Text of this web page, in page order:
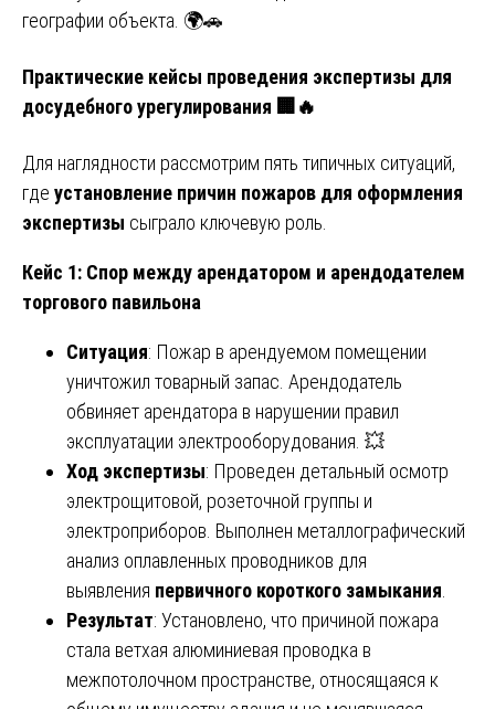
географии объекта. 🌍🚗
Практические кейсы проведения экспертизы для
досудебного урегулирования 🏢🔥
Для наглядности рассмотрим пять типичных ситуаций,
где установление причин пожаров для оформления
экспертизы сыграло ключевую роль.
Кейс 1: Спор между арендатором и арендодателем
торгового павильона
Ситуация: Пожар в арендуемом помещении
уничтожил товарный запас. Арендодатель
обвиняет арендатора в нарушении правил
эксплуатации электрооборудования. 💥
Ход экспертизы: Проведен детальный осмотр
электрощитовой, розеточной группы и
электроприборов. Выполнен металлографический
анализ оплавленных проводников для
выявления первичного короткого замыкания
Результат: Установлено, что причиной пожара
стала ветхая алюминиевая проводка в
межпотолочном пространстве, относящаяся к